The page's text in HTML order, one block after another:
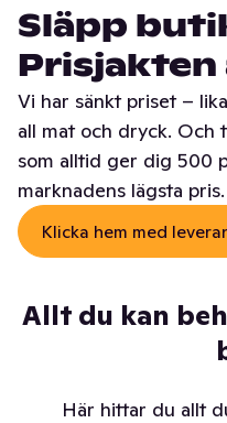
Släpp
Prisjakten
Vi har sänkt priset –
all mat och dryck. Och
som alltid ger dig 500
marknadens lägsta pris.
Klicka hem med
Allt du kan
Här hittar du allt